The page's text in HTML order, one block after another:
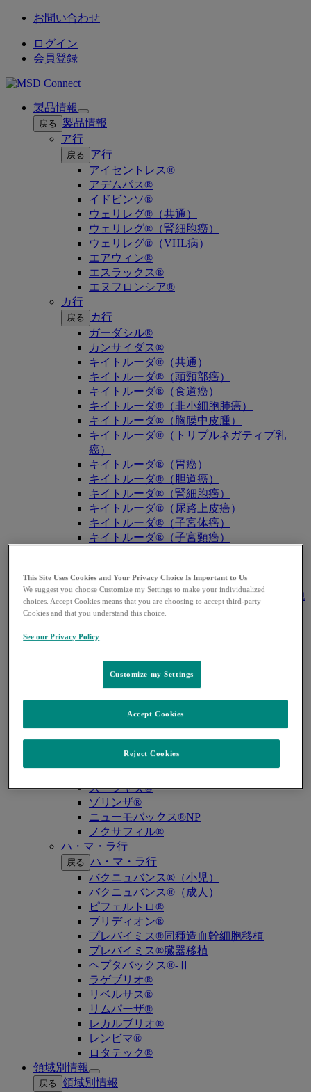
お問い合わせ
ログイン
会員登録
製品情報
Open
submenu
戻る 製品情報
ア行
戻る
ア行
アイセントレス®
アデムパス®
イドビンソ®
ウェリレグ®（共通）
ウェリレグ®（腎細胞癌）
ウェリレグ®（VHL病）
エアウィン®
エスラックス®
エヌフロンシア®
カ行
戻る
カ行
ガーダシル®
カンサイダス®
キイトルーダ®（共通）
キイトルーダ®（頭頸部癌）
キイトルーダ®（食道癌）
キイトルーダ®（非小細胞肺癌）
キイトルーダ®（胸膜中皮腫）
キイトルーダ®（トリプルネガティブ乳
癌）
キイトルーダ®（胃癌）
キイトルーダ®（胆道癌）
キイトルーダ®（腎細胞癌）
キイトルーダ®（尿路上皮癌）
キイトルーダ®（子宮体癌）
キイトルーダ®（子宮頸癌）
腫）
キイトルーダ®（原発性縦隔大細胞型B細胞
リンパ腫（PMBCL））
キイトルーダ®（MSI-High結腸・直腸癌）
キャップバックス®
サ・タ・ナ行
サ・タ・ナ行
ザバクサ®
シベクトロ®
ジャヌビア®
スージャヌ®
ゾリンザ®
ニューモバックス®NP
ノクサフィル®
ハ・マ・ラ行
戻る ハ・マ・ラ行
バクニュバンス®（小児）
バクニュバンス®（成人）
ピフェルトロ®
ブリディオン®
プレバイミス®同種造血幹細胞移植
プレバイミス®臓器移植
ヘプタバックス®-Ⅱ
ラゲブリオ®
リベルサス®
リムパーザ®
レカルブリオ®
レンビマ®
ロタテック®
領域別情報
Open
submenu
戻る 領域別情報
This Site Uses Cookies and Your Privacy Choice Is Important to Us
We suggest you choose Customize my Settings to make your individualized
choices. Accept Cookies means that you are choosing to accept third-party
Cookies and that you understand this choice.
See our Privacy Policy
Customize my Settings
Reject Cookies
Accept Cookies